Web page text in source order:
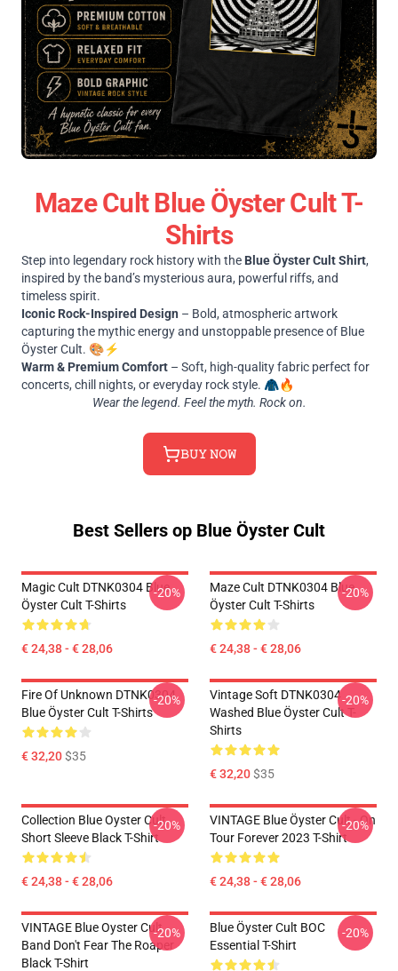
Maze Cult Blue Öyster Cult T-
Shirts
Step into legendary rock history with the Blue Öyster Cult Shirt,
inspired by the band’s mysterious aura, powerful riffs, and
timeless spirit.
Iconic Rock-Inspired Design – Bold, atmospheric artwork
capturing the mythic energy and unstoppable presence of Blue
Öyster Cult. 🎨⚡
Warm & Premium Comfort – Soft, high-quality fabric perfect for
concerts, chill nights, or everyday rock style. 🧥🔥
Wear the legend. Feel the myth. Rock on.
𝙱𝚄𝚈 𝙽𝙾𝚆
Best Sellers op Blue Öyster Cult
Magic Cult DTNK0304 Blue
Öyster Cult T-Shirts
€ 24,38 - € 28,06
-20%
Maze Cult DTNK0304 Blue
Öyster Cult T-Shirts
€ 24,38 - € 28,06
-20%
Fire Of Unknown DTNK0304
Blue Öyster Cult T-Shirts
€ 32,20$35
-20%
Vintage Soft DTNK0304
Washed Blue Öyster Cult T-
Shirts
€ 32,20$35
-20%
Collection Blue Oyster Cult
Short Sleeve Black T-Shirt
€ 24,38 - € 28,06
-20%
VINTAGE Blue Öyster Cult - On
Tour Forever 2023 T-Shirt
€ 24,38 - € 28,06
-20%
VINTAGE Blue Oyster Cult
Band Don't Fear The Roaper
Black T-Shirt
-20%
Blue Öyster Cult BOC
Essential T-Shirt
-20%